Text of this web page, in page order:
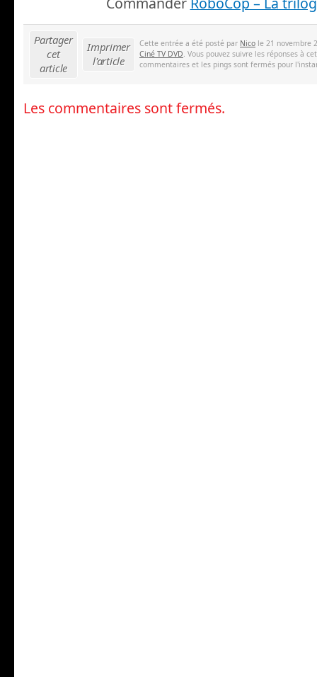
Partager
cet
article
Imprimer
l'article
Cette entrée a été posté par Nico le 21 novembre
Ciné TV DVD. Vous pouvez suivre les réponses à
commentaires et les pings sont fermés pour
Les commentaires sont fermés.